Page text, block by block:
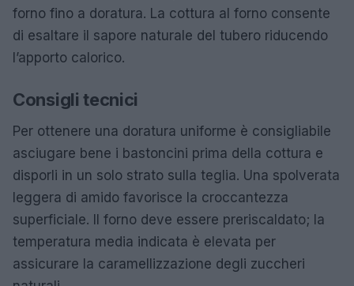
forno fino a doratura. La cottura al forno consente
di esaltare il sapore naturale del tubero riducendo
l’apporto calorico.
Consigli tecnici
Per ottenere una doratura uniforme è consigliabile
asciugare bene i bastoncini prima della cottura e
disporli in un solo strato sulla teglia. Una spolverata
leggera di amido favorisce la croccantezza
superficiale. Il forno deve essere preriscaldato; la
temperatura media indicata è elevata per
assicurare la caramellizzazione degli zuccheri